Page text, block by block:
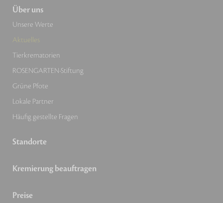
Über uns
Unsere Werte
Aktuelles
Tierkrematorien
ROSENGARTEN-Stiftung
Grüne Pfote
Lokale Partner
Häufig gestellte Fragen
Standorte
Kremierung beauftragen
Preise